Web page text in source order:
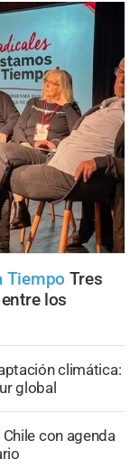
Tiempo Tres
los
climática:
global
con agenda